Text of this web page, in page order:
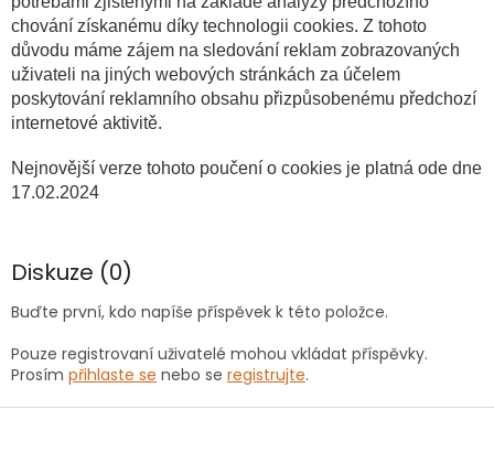
chování získanému díky technologii cookies. Z tohoto
důvodu máme zájem na sledování reklam zobrazovaných
uživateli na jiných webových stránkách za účelem
poskytování reklamního obsahu přizpůsobenému předchozí
internetové aktivitě.
Nejnovější verze tohoto poučení o cookies je platná ode dne
17.02.2024
Diskuze (0)
Buďte první, kdo napíše příspěvek k této položce.
Pouze registrovaní uživatelé mohou vkládat příspěvky.
Prosím přihlaste se nebo se registrujte.
Z